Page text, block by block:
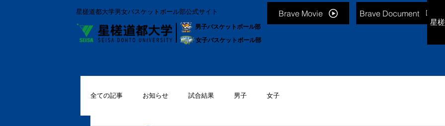
星
星槎道都大学男女バスケットボール部公式サイト Brave Movie
男子バスケットボール部
女子バスケットボール部
Brave Document
全ての記事 お知らせ 試合結果 男子 女子